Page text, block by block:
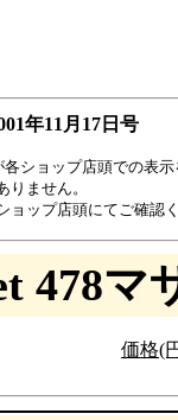
年11月17日号
ショップ店頭での表
ません。
ップ店頭にてご確認
478
価格(